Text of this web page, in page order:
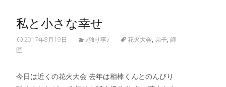
私と小さな幸せ
2017年8月19日 ♪独り事♪ 花火大会, 弟子, 師
匠
今日は近くの花火大会 去年は相棒くんとのんびり